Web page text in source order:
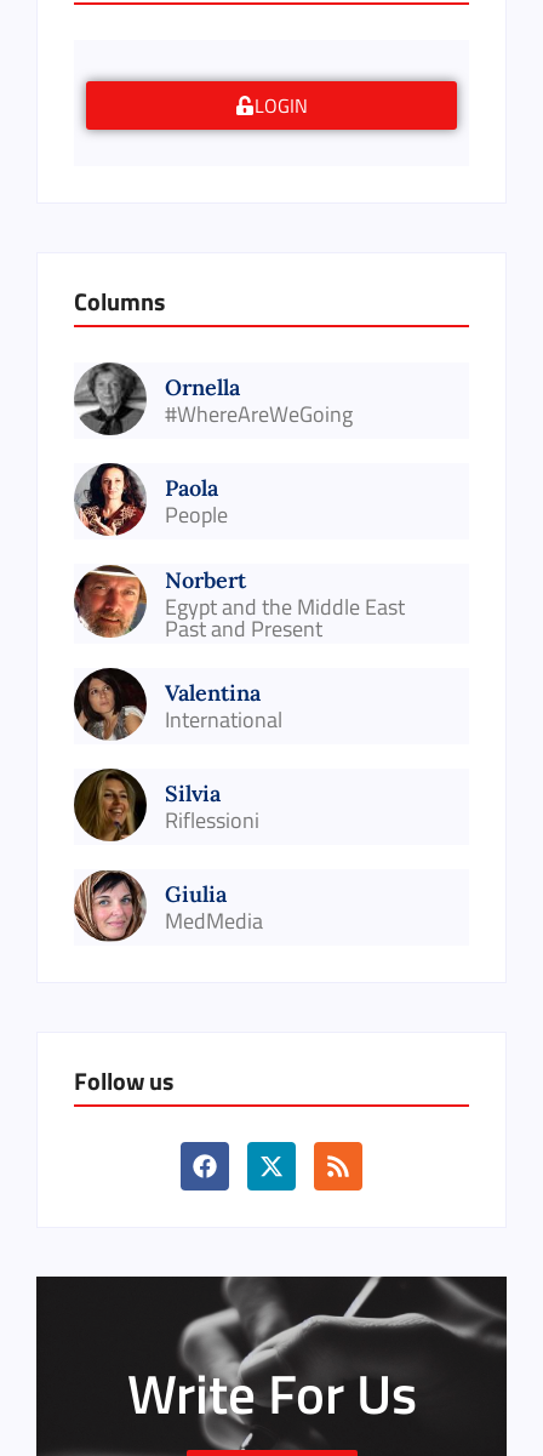
LOGIN
Columns
Ornella
#WhereAreWeGoing
Paola
People
Norbert
Egypt and the Middle East
Past and Present
Valentina
International
Silvia
Riflessioni
Giulia
MedMedia
Follow us
Write For Us